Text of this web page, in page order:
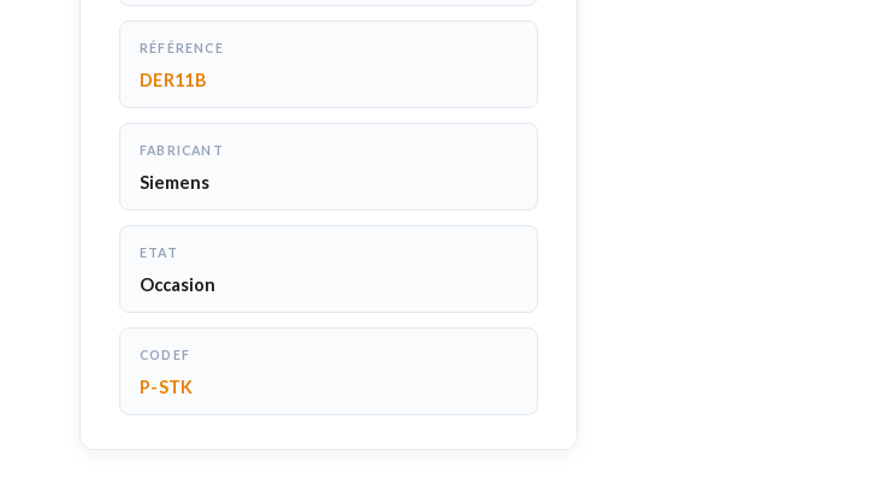
RÉFÉRENCE
DER11B
FABRICANT
Siemens
ETAT
Occasion
CODEF
P-STK